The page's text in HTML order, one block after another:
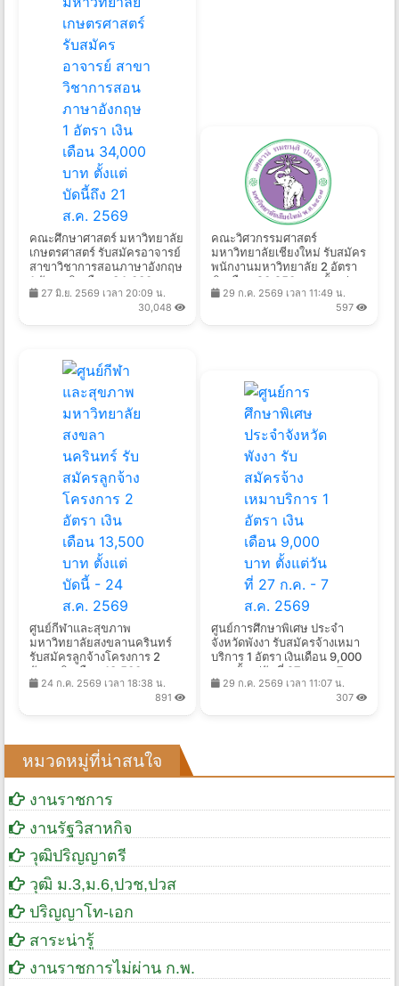
คณะศึกษาศาสตร์ มหาวิทยาลัย
เกษตรศาสตร์ รับสมัครอาจารย์
สาขาวิชาการสอนภาษาอังกฤษ
1 อัตรา เงินเดือน 34,000 บาท
ตั้งแต่บัดนี้ถึง 21 ส.ค. 2569
27 มิ.ย. 2569 เวลา 20:09 น.
30,048
คณะวิศวกรรมศาสตร์
มหาวิทยาลัยเชียงใหม่ รับสมัคร
พนักงานมหาวิทยาลัย 2 อัตรา
เงินเดือน 20,250 บาท ตั้งแต่
บัดนี้ - 14 ส.ค. 2569
29 ก.ค. 2569 เวลา 11:49 น.
597
ศูนย์กีฬาและสุขภาพ
มหาวิทยาลัยสงขลานครินทร์
รับสมัครลูกจ้างโครงการ 2
อัตรา เงินเดือน 13,500 บาท
ตั้งแต่บัดนี้ - 24 ส.ค. 2569
24 ก.ค. 2569 เวลา 18:38 น.
891
ศูนย์การศึกษาพิเศษ ประจำ
จังหวัดพังงา รับสมัครจ้างเหมา
บริการ 1 อัตรา เงินเดือน 9,000
บาท ตั้งแต่วันที่ 27 ก.ค. - 7
ส.ค. 2569
29 ก.ค. 2569 เวลา 11:07 น.
307
หมวดหมู่ที่น่าสนใจ
งานราชการ
งานรัฐวิสาหกิจ
วุฒิปริญญาตรี
วุฒิ ม.3,ม.6,ปวช,ปวส
ปริญญาโท-เอก
สาระน่ารู้
งานราชการไม่ผ่าน ก.พ.